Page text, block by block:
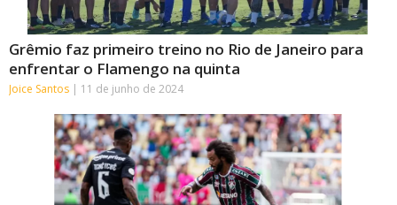
Grêmio faz primeiro treino no Rio de Janeiro para
enfrentar o Flamengo na quinta
Joice Santos 11 de junho de 2024